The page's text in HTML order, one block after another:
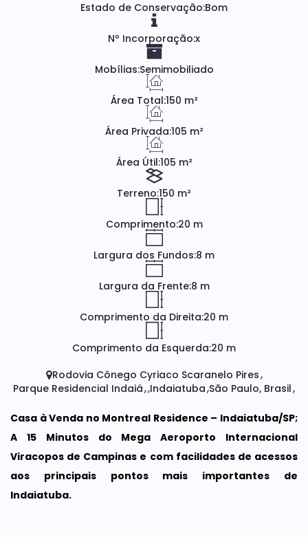
Estado de Conservação:Bom
Nº Incorporação:x
Mobílias:Semimobiliado
Área Total:150 m²
Área Privada:105 m²
Área Útil:105 m²
Terreno:150 m²
Comprimento:20 m
Largura dos Fundos:8 m
Largura da Frente:8 m
Comprimento da Direita:20 m
Comprimento da Esquerda:20 m
Rodovia Cônego Cyriaco Scaranelo Pires
Parque Residencial Indaiá Indaiatuba São Paulo, Brasil
Casa à Venda no Montreal Residence – Indaiatuba/SP;
A 15 Minutos do Mega Aeroporto Internacional
Viracopos de Campinas e com facilidades de acessos
aos principais pontos mais importantes de
Indaiatuba.